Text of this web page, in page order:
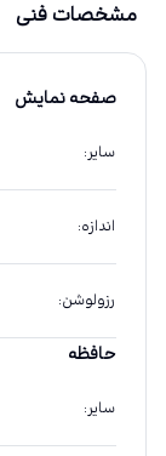
مشخصات فنی
صفحه نمایش
سایر:
اندازه:
رزولوشن:
حافظه
سایر: